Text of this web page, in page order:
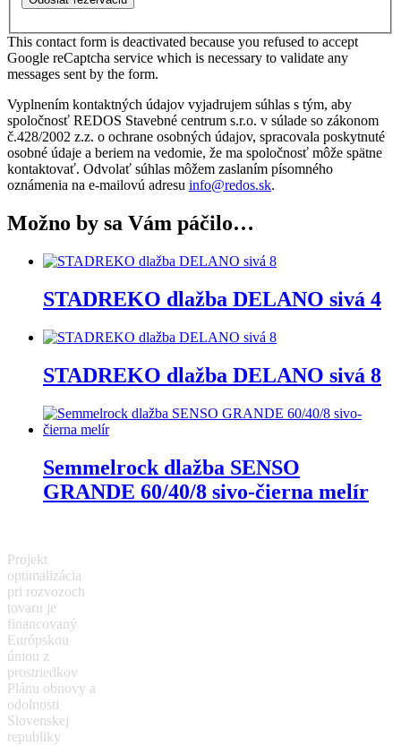
This contact form is deactivated because you refused to accept
Google reCaptcha service which is necessary to validate any
messages sent by the form.
Vyplnením kontaktných údajov vyjadrujem súhlas s tým, aby
spoločnosť REDOS Stavebné centrum s.r.o. v súlade so zákonom
č.428/2002 z.z. o ochrane osobných údajov, spracovala poskytnuté
osobné údaje a beriem na vedomie, že ma spoločnosť môže spätne
kontaktovať. Odvolať súhlas môžem zaslaním písomného
oznámenia na e-mailovú adresu info@redos.sk.
Možno by sa Vám páčilo…
STADREKO dlažba DELANO sivá 4
STADREKO dlažba DELANO sivá 8
Semmelrock dlažba SENSO
GRANDE 60/40/8 sivo-čierna melír
Projekt
optimalizácia
pri rozvozoch
tovaru je
financovaný
Európskou
úniou z
prostriedkov
Plánu obnovy a
odolnosti
Slovenskej
republiky